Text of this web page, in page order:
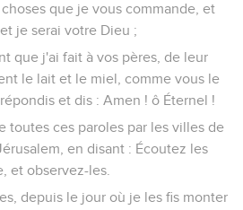
que je vous commande, et
je serai votre Dieu ;
que j'ai fait à vos pères, de leur
le lait et le miel, comme vous le
et dis : Amen ! ô Éternel !
toutes ces paroles par les villes de
en disant : Écoutez les
et observez-les.
depuis le jour où je les fis monter